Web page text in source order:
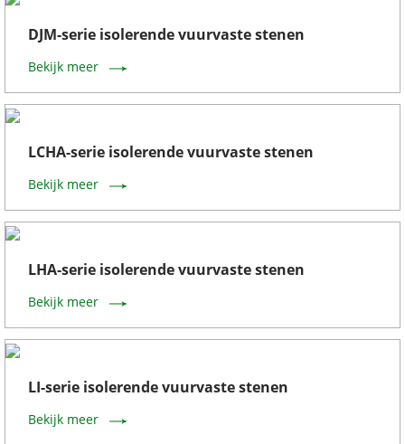
DJM-serie isolerende vuurvaste stenen
Bekijk meer
LCHA-serie isolerende vuurvaste stenen
Bekijk meer
LHA-serie isolerende vuurvaste stenen
Bekijk meer
LI-serie isolerende vuurvaste stenen
Bekijk meer